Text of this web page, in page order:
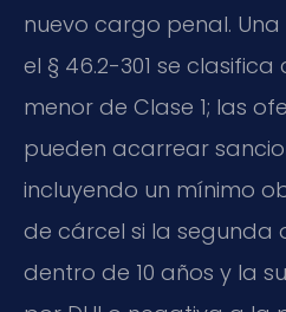
nuevo cargo penal.
el § 46.2-301 se
menor de Clase 1; las
pueden acarrear
incluyendo un mínimo
de cárcel si la segunda
dentro de 10 años y la